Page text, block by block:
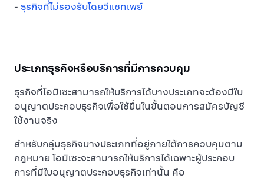
- ธุรกิจที่ไม่รองรับโดยวีแชทเพย์
ประเภทธุรกิจหรือบริการที่มีการควบคุม
ธุรกิจที่โอมิเซะสามารถให้บริการได้บางประเภทจะต้องมีใบ
อนุญาตประกอบธุรกิจเพื่อใช้ยื่นในขั้นตอนการสมัครบัญชี
ใช้งานจริง
สำหรับกลุ่มธุรกิจบางประเภทที่อยู่ภายใต้การควบคุมตาม
กฎหมาย โอมิเซะจะสามารถให้บริการได้เฉพาะผู้ประกอบ
การที่มีใบอนุญาตประกอบธุรกิจเท่านั้น คือ